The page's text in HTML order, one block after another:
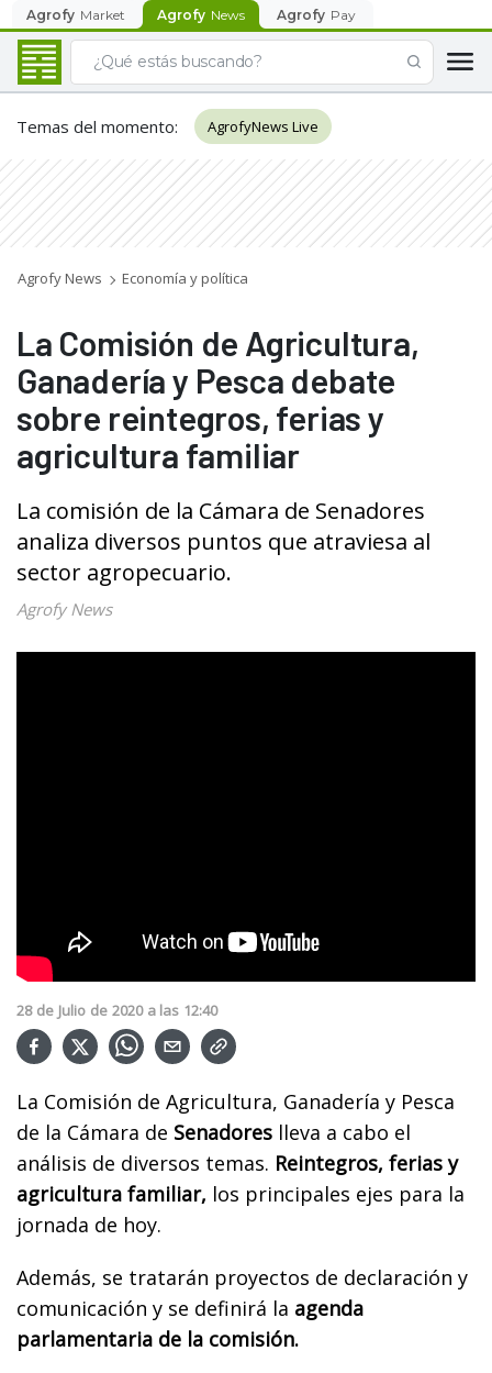
Agrofy Market Agrofy News Agrofy Pay
Temas del momento: AgrofyNews Live
Agrofy News Economía y política
La Comisión de Agricultura,
Ganadería y Pesca debate
sobre reintegros, ferias y
agricultura familiar
La comisión de la Cámara de Senadores
analiza diversos puntos que atraviesa al
sector agropecuario.
Agrofy News
28 de Julio de 2020 a las 12:40
La Comisión de Agricultura, Ganadería y Pesca
de la Cámara de Senadores lleva a cabo el
análisis de diversos temas. Reintegros, ferias y
agricultura familiar, los principales ejes para la
jornada de hoy.
Además, se tratarán proyectos de declaración y
comunicación y se definirá la agenda
parlamentaria de la comisión.